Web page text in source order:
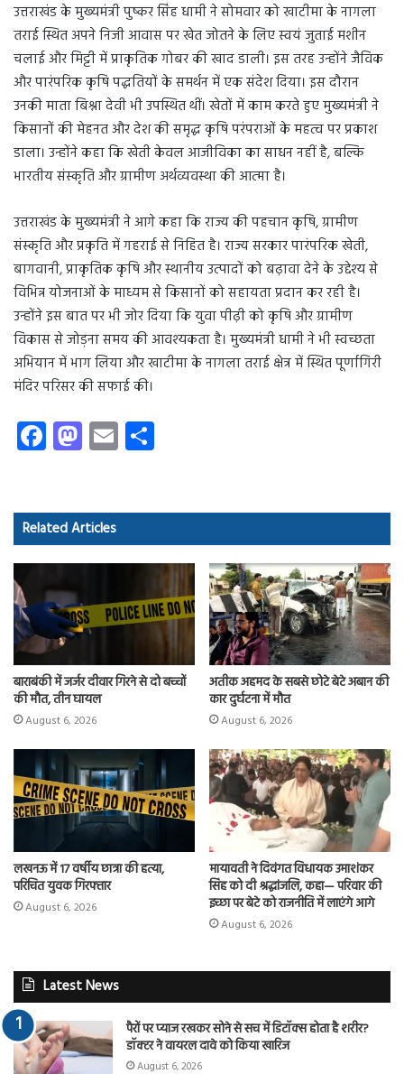
उत्तराखंड के मुख्यमंत्री पुष्कर सिंह धामी ने सोमवार को खाटीमा के नागला
तराई स्थित अपने निजी आवास पर खेत जोतने के लिए स्वयं जुताई मशीन
चलाई और मिट्टी में प्राकृतिक गोबर की खाद डाली। इस तरह उन्होंने जैविक
और पारंपरिक कृषि पद्धतियों के समर्थन में एक संदेश दिया। इस दौरान
उनकी माता बिश्ना देवी भी उपस्थित थीं। खेतों में काम करते हुए मुख्यमंत्री ने
किसानों की मेहनत और देश की समृद्ध कृषि परंपराओं के महत्व पर प्रकाश
डाला। उन्होंने कहा कि खेती केवल आजीविका का साधन नहीं है, बल्कि
भारतीय संस्कृति और ग्रामीण अर्थव्यवस्था की आत्मा है।
उत्तराखंड के मुख्यमंत्री ने आगे कहा कि राज्य की पहचान कृषि, ग्रामीण
संस्कृति और प्रकृति में गहराई से निहित है। राज्य सरकार पारंपरिक खेती,
बागवानी, प्राकृतिक कृषि और स्थानीय उत्पादों को बढ़ावा देने के उद्देश्य से
विभिन्न योजनाओं के माध्यम से किसानों को सहायता प्रदान कर रही है।
उन्होंने इस बात पर भी जोर दिया कि युवा पीढ़ी को कृषि और ग्रामीण
विकास से जोड़ना समय की आवश्यकता है। मुख्यमंत्री धामी ने भी स्वच्छता
अभियान में भाग लिया और खाटीमा के नागला तराई क्षेत्र में स्थित पूर्णागिरी
मंदिर परिसर की सफाई की।
Fa
ce
o
ok
M
as
d
o
E
m
Related Articles
बाराबंकी में जर्जर दीवार गिरने से दो बच्चों
की मौत, तीन घायल
August 6, 2026
अतीक अहमद के सबसे छोटे बेटे अबान की
कार दुर्घटना में मौत
August 6, 2026
लखनऊ में 17 वर्षीय छात्रा की हत्या,
परिचित युवक गिरफ्तार
August 6, 2026
मायावती ने दिवंगत विधायक उमाशंकर
सिंह को दी श्रद्धांजलि, कहा— परिवार की
इच्छा पर बेटे को राजनीति में लाएंगे आगे
August 6, 2026
Latest News
पैरों पर प्याज रखकर सोने से सच में डिटॉक्स होता है शरीर?
डॉक्टर ने वायरल दावे को किया खारिज
August 6, 2026